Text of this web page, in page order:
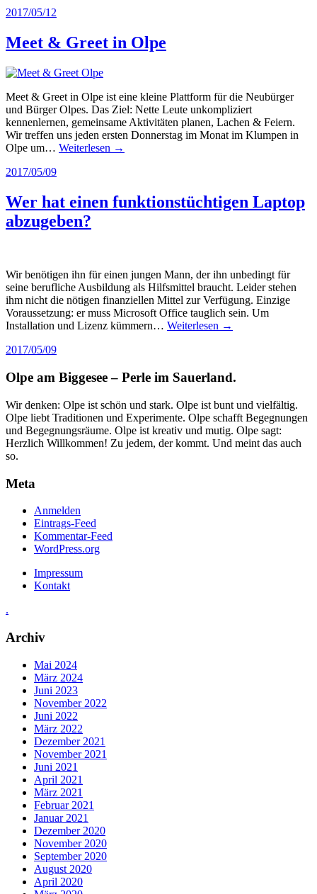
2017/05/12
Meet & Greet in Olpe
Meet & Greet in Olpe ist eine kleine Plattform für die Neubürger
und Bürger Olpes. Das Ziel: Nette Leute unkompliziert
kennenlernen, gemeinsame Aktivitäten planen, Lachen & Feiern.
Wir treffen uns jeden ersten Donnerstag im Monat im Klumpen in
Olpe um… Weiterlesen →
2017/05/09
Wer hat einen funktionstüchtigen Laptop
abzugeben?
Wir benötigen ihn für einen jungen Mann, der ihn unbedingt für
seine berufliche Ausbildung als Hilfsmittel braucht. Leider stehen
ihm nicht die nötigen finanziellen Mittel zur Verfügung. Einzige
Voraussetzung: er muss Microsoft Office tauglich sein. Um
Installation und Lizenz kümmern… Weiterlesen →
2017/05/09
Olpe am Biggesee – Perle im Sauerland.
Wir denken: Olpe ist schön und stark. Olpe ist bunt und vielfältig.
Olpe liebt Traditionen und Experimente. Olpe schafft Begegnungen
und Begegnungsräume. Olpe ist kreativ und mutig. Olpe sagt:
Herzlich Willkommen! Zu jedem, der kommt. Und meint das auch
so.
Meta
Anmelden
Eintrags-Feed
Kommentar-Feed
WordPress.org
Impressum
Kontakt
.
Archiv
Mai 2024
März 2024
Juni 2023
November 2022
Juni 2022
März 2022
Dezember 2021
November 2021
Juni 2021
April 2021
März 2021
Februar 2021
Januar 2021
Dezember 2020
November 2020
September 2020
August 2020
April 2020